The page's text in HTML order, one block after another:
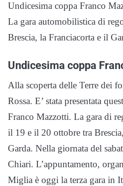
Undicesima coppa Franco
La gara automobilistica di
Brescia, la Franciacorta e il
Undicesima coppa
Alla scoperta delle Terre dei
Rossa. E’ stata presentata
Franco Mazzotti. La gara di
il 19 e il 20 ottobre tra
Garda. Nella giornata del
Chiari. L’appuntamento,
Miglia è oggi la terza gara in